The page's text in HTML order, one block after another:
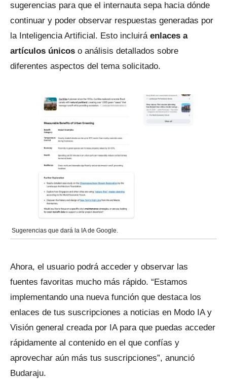
sugerencias para que el internauta sepa hacia dónde
continuar y poder observar respuestas generadas por
la Inteligencia Artificial. Esto incluirá enlaces a
artículos únicos o análisis detallados sobre
diferentes aspectos del tema solicitado.
Sugerencias que dará la IA de Google.
Ahora, el usuario podrá acceder y observar las
fuentes favoritas mucho más rápido. “Estamos
implementando una nueva función que destaca los
enlaces de tus suscripciones a noticias en Modo IA y
Visión general creada por IA para que puedas acceder
rápidamente al contenido en el que confías y
aprovechar aún más tus suscripciones”, anunció
Budaraju.